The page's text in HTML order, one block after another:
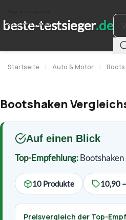
Skip to main content
Startseite | Auto & Motor |
Bootshaken
Auf einen Blick
Top-Empfehlung:
10 Produkte 10,90
Preisvergleich der Top-